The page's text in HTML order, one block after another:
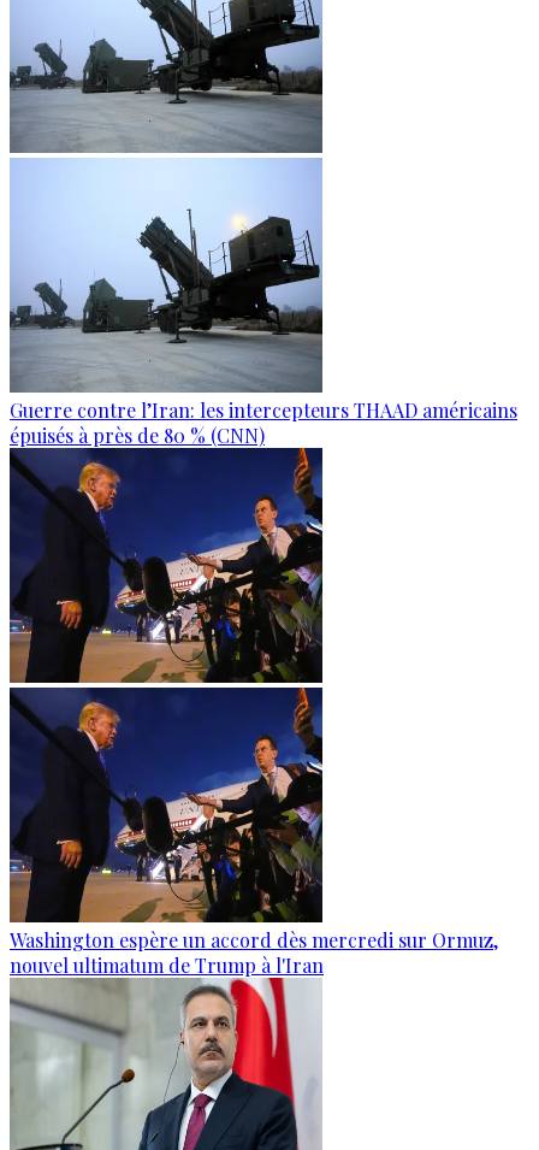
Guerre contre l’Iran: les intercepteurs THAAD américains
épuisés à près de 80 % (CNN)
Washington espère un accord dès mercredi sur Ormuz,
nouvel ultimatum de Trump à l'Iran